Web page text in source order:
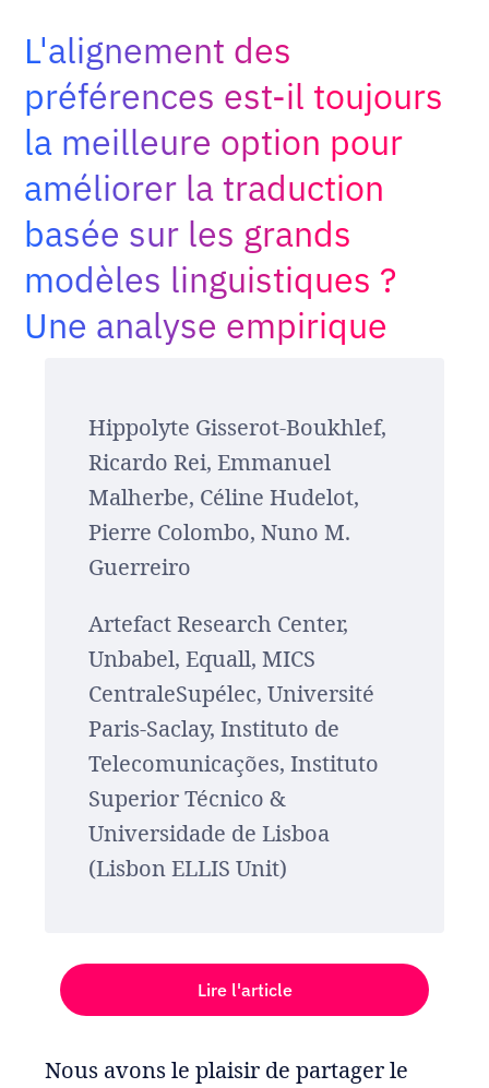
Rechercher
FR
L'alignement des
préférences est-il toujours
la meilleure option pour
améliorer la traduction
basée sur les grands
modèles linguistiques ?
Une analyse empirique
Hippolyte Gisserot-Boukhlef,
Ricardo Rei, Emmanuel
Malherbe, Céline Hudelot,
Pierre Colombo, Nuno M.
Guerreiro
Artefact Research Center,
Unbabel, Equall, MICS
CentraleSupélec, Université
Paris-Saclay, Instituto de
Telecomunicações, Instituto
Superior Técnico &
Universidade de Lisboa
(Lisbon ELLIS Unit)
Lire l'article
Nous avons le plaisir de partager le